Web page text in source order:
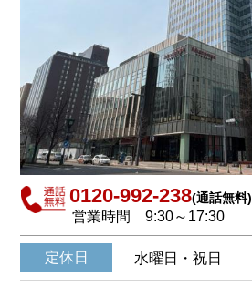
0120-992-238(通話無料)
営業時間 9:30～17:30
定休日 水曜日・祝日